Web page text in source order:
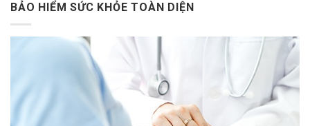
BẢO HIỂM SỨC KHỎE TOÀN DIỆN